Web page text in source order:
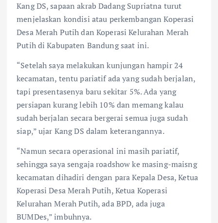
Kang DS, sapaan akrab Dadang Supriatna turut
menjelaskan kondisi atau perkembangan Koperasi
Desa Merah Putih dan Koperasi Kelurahan Merah
Putih di Kabupaten Bandung saat ini.
“Setelah saya melakukan kunjungan hampir 24
kecamatan, tentu pariatif ada yang sudah berjalan,
tapi presentasenya baru sekitar 5%. Ada yang
persiapan kurang lebih 10% dan memang kalau
sudah berjalan secara bergerai semua juga sudah
siap,” ujar Kang DS dalam keterangannya.
“Namun secara operasional ini masih pariatif,
sehingga saya sengaja roadshow ke masing-maisng
kecamatan dihadiri dengan para Kepala Desa, Ketua
Koperasi Desa Merah Putih, Ketua Koperasi
Kelurahan Merah Putih, ada BPD, ada juga
BUMDes,” imbuhnya.